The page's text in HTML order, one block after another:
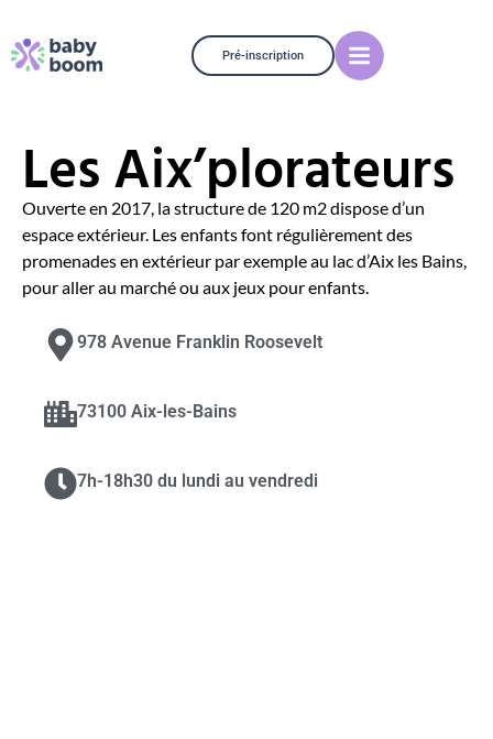
Pré-inscription
Les Aix’plorateurs
Ouverte en 2017, la structure de 120 m2 dispose d’un
espace extérieur. Les enfants font régulièrement des
promenades en extérieur par exemple au lac d’Aix les Bains,
pour aller au marché ou aux jeux pour enfants.
978 Avenue Franklin Roosevelt
73100 Aix-les-Bains
7h-18h30 du lundi au vendredi